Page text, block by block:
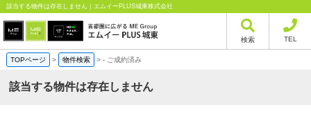
該当する物件は存在しません｜エムイーPLUS城東株式会社
検索 TEL
TOPページ > 物件検索 >- ご成約済み
該当する物件は存在しません